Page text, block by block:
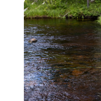
Aika joen varrella